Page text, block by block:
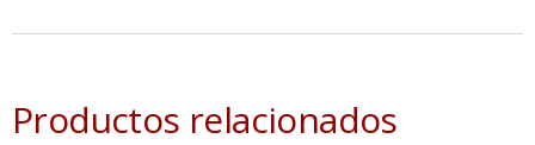
Productos relacionados